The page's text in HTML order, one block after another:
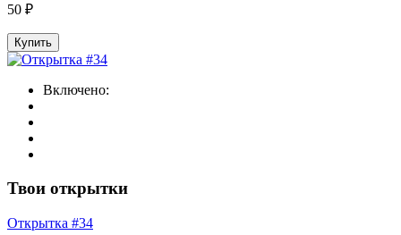
50 ₽
Купить
Включено:
Твои открытки
Открытка #34